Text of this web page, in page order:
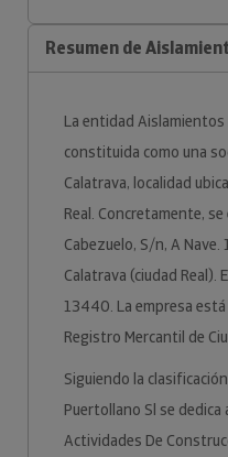
Resumen de
La entidad
constituida como una
Calatrava, localidad
Real. Concretamente,
Cabezuelo, S/n, A
Calatrava (ciudad Real).
13440. La empresa
Registro Mercantil de
Siguiendo la
Puertollano Sl se
Actividades De